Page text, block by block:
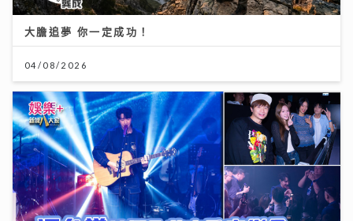
大膽追夢 你一定成功！
04/08/2026